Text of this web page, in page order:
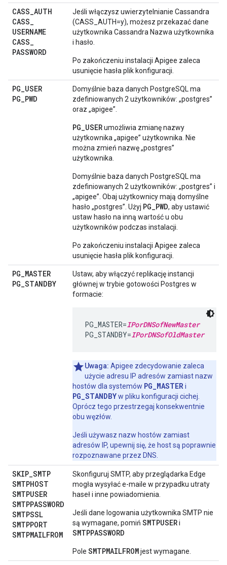
CASS_AUTH
CASS_
USERNAME
CASS_
PASSWORD
Jeśli włączysz uwierzytelnianie Cassandra
(CASS_AUTH=y), możesz przekazać dane
użytkownika Cassandra Nazwa użytkownika
i hasło.
Po zakończeniu instalacji Apigee zaleca
usunięcie hasła plik konfiguracji.
PG_USER
PG_PWD
Domyślnie baza danych PostgreSQL ma
zdefiniowanych 2 użytkowników: „postgres”
oraz „apigee”.
PG_USERumożliwia zmianę nazwy
użytkownika „apigee” użytkownika. Nie
można zmień nazwę „postgres”
użytkownika.
Domyślnie baza danych PostgreSQL ma
zdefiniowanych 2 użytkowników: „postgres” i
„apigee”. Obaj użytkownicy mają domyślne
hasło „postgres”. Użyj PG_PWD, aby ustawić
ustaw hasło na inną wartość u obu
użytkowników podczas instalacji.
Po zakończeniu instalacji Apigee zaleca
usunięcie hasła plik konfiguracji.
PG_MASTER
PG_STANDBY
Ustaw, aby włączyć replikację instancji
głównej w trybie gotowości Postgres w
formacie:
PG_MASTER=IPorDNSofNewMaster
PG_STANDBY=IPorDNSofOldMaster
Uwaga: Apigee zdecydowanie zaleca
użycie adresu IP adresów zamiast nazw
hostów dla systemów PG_MASTERi
PG_STANDBYw pliku konfiguracji cichej.
Oprócz tego przestrzegaj konsekwentnie
obu węzłów.
Jeśli używasz nazw hostów zamiast
adresów IP, upewnij się, że host są poprawnie
rozpoznawane przez DNS.
SKIP_SMTP
SMTPHOST
SMTPUSER
SMTPPASSWORD
SMTPSSL
SMTPPORT
SMTPMAILFROM
Skonfiguruj SMTP, aby przeglądarka Edge
mogła wysyłać e-maile w przypadku utraty
haseł i inne powiadomienia.
Jeśli dane logowania użytkownika SMTP nie
są wymagane, pomiń SMTPUSERi
SMTPPASSWORD
Pole SMTPMAILFROMjest wymagane.